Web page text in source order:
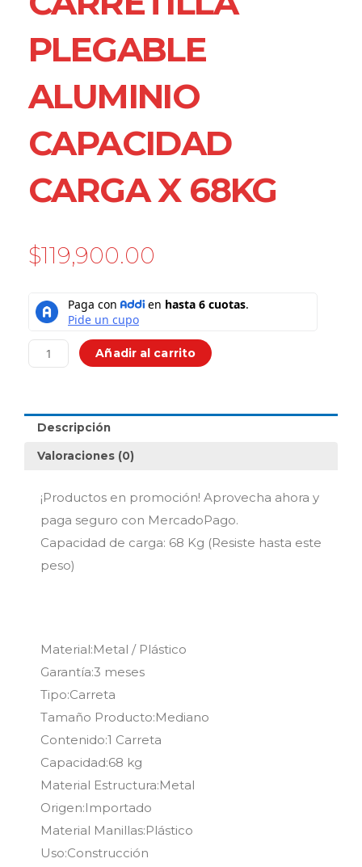
PLEGABLE
ALUMINIO
CAPACIDAD
CARGA X 68KG
$119,900.00
Plegable
Aluminio
Capacidad
Carga
cantidad
Añadir al carrito
Descripción
Valoraciones (0)
¡Productos en promoción! Aprovecha ahora y
paga seguro con MercadoPago.
Capacidad de carga: 68 Kg (Resiste hasta este
peso)
Material:Metal / Plástico
Garantía:3 meses
Tipo:Carreta
Tamaño Producto:Mediano
Contenido:1 Carreta
Capacidad:68 kg
Material Estructura:Metal
Origen:Importado
Material Manillas:Plástico
Uso:Construcción